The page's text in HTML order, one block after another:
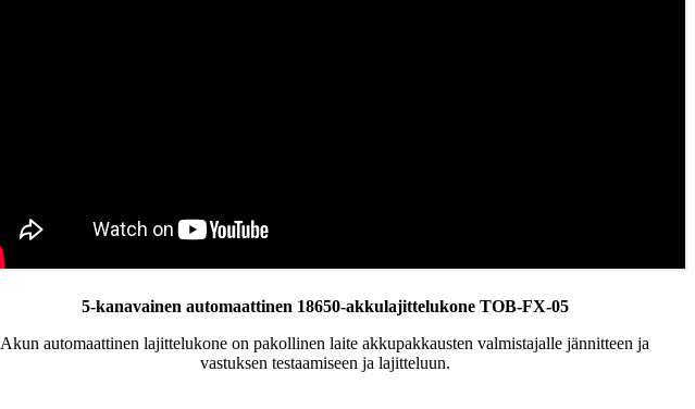
5-kanavainen automaattinen 18650-akkulajittelukone TOB-FX-05
Akun automaattinen lajittelukone on pakollinen laite akkupakkausten valmistajalle jännitteen ja
vastuksen testaamiseen ja lajitteluun.